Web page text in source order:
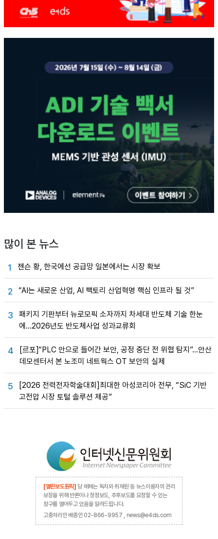
많이 본 뉴스
1 젠슨 황, 한국에선 공급망 일본에서는 시장 확보
2 “AI는 새로운 산업, AI 팩토리 산업혁명 핵심 인프라 될 것”
3
패키지 기판부터 뉴로모픽 소자까지 차세대 반도체 기술 한눈
에…2026년도 반도체사업 성과교류회
4
[르포]“PLC 안으로 들어간 보안, 공정 중단 전 위협 탐지”…안산
데모센터서 본 노조미 네트웍스 OT 보안의 실제
5
[2026 전력전자학술대회]최대한 아성코리아 전무, “SiC 기반
고전압 시장 토털 솔루션 제공”
[열린보도원칙] 당 매체는 독자와 취재원 등 뉴스이용자의 권리
보장을 위해 반론이나 정정보도, 추후보도를 요청할 수 있는
창구를 열어두고 있음을 알려드립니다.
고충처리인 배종인 02-866-9957 , news@e4ds.com